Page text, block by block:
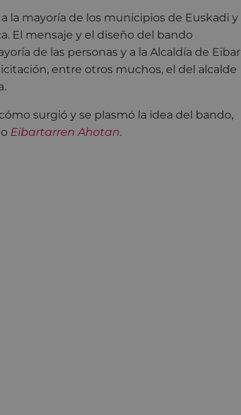
la mayoría de los municipios de Euskadi y
El mensaje y el diseño del bando
de las personas y a la Alcaldía de Eibar
entre otros muchos, el del alcalde
surgió y se plasmó la idea del bando,
Eibartarren Ahotan.